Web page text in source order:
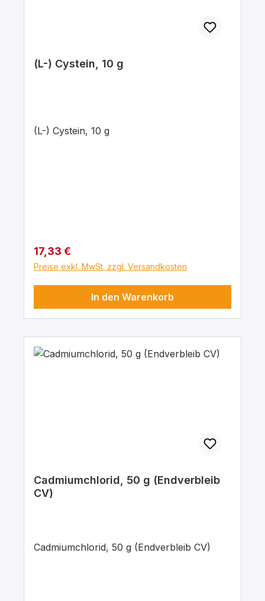
(L-) Cystein, 10 g
(L-) Cystein, 10 g
Regulärer Preis:
17,33 €
Preise exkl. MwSt. zzgl. Versandkosten
In den Warenkorb
Cadmiumchlorid, 50 g (Endverbleib
CV)
Cadmiumchlorid, 50 g (Endverbleib CV)